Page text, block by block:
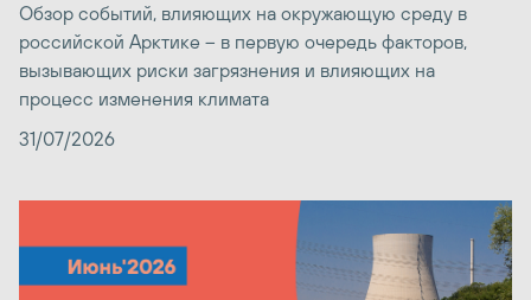
Обзор событий, влияющих на окружающую среду в
российской Арктике – в первую очередь факторов,
вызывающих риски загрязнения и влияющих на
процесс изменения климата
31/07/2026